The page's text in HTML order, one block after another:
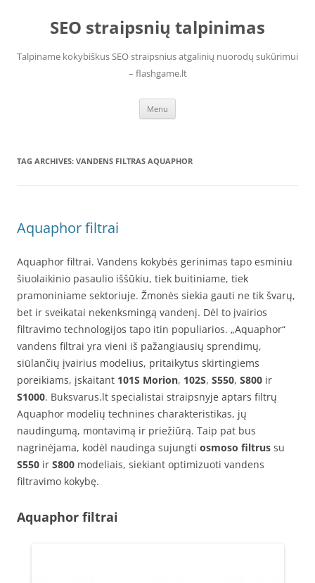
contentSEO straipsnių talpinimas
Talpiname kokybiškus SEO straipsnius atgalinių nuorodų sukūrimui
– flashgame.lt
Menu
TAG ARCHIVES: VANDENS FILTRAS AQUAPHOR
Aquaphor filtrai
Aquaphor filtrai. Vandens kokybės gerinimas tapo esminiu
šiuolaikinio pasaulio iššūkiu, tiek buitiniame, tiek
pramoniniame sektoriuje. Žmonės siekia gauti ne tik švarų,
bet ir sveikatai nekenksmingą vandenį. Dėl to įvairios
filtravimo technologijos tapo itin populiarios. „Aquaphor“
vandens filtrai yra vieni iš pažangiausių sprendimų,
siūlančių įvairius modelius, pritaikytus skirtingiems
poreikiams, įskaitant 101S Morion, 102S, S550, S800 ir
S1000. Buksvarus.lt specialistai straipsnyje aptars filtrų
Aquaphor modelių technines charakteristikas, jų
naudingumą, montavimą ir priežiūrą. Taip pat bus
nagrinėjama, kodėl naudinga sujungti osmoso filtrus su
S550 ir S800 modeliais, siekiant optimizuoti vandens
filtravimo kokybę.
Aquaphor filtrai